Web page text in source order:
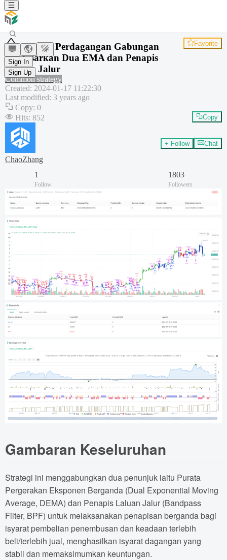
Sign In
Sign Up
Strategi Perdagangan Gabungan
Berdasarkan Dua EMA dan Penapis
Laluan Jalur
Favorite
Common strategy
Created: 2024-01-17 11:22:30
Last modified: 3 years ago
Copy: 0
Hits: 852 Copy
ChaoZhang
+ Follow Chat
1
Follow
1803
Followers
Gambaran Keseluruhan
Strategi ini menggabungkan dua penunjuk iaitu Purata
Pergerakan Eksponen Berganda (Dual Exponential Moving
Average, DEMA) dan Penapis Laluan Jalur (Bandpass
Filter, BPF) untuk melaksanakan penapisan berganda bagi
isyarat pembelian penembusan dan keadaan terlebih
beli/terlebih jual, menghasilkan isyarat dagangan yang
stabil dan memaksimumkan keuntungan.